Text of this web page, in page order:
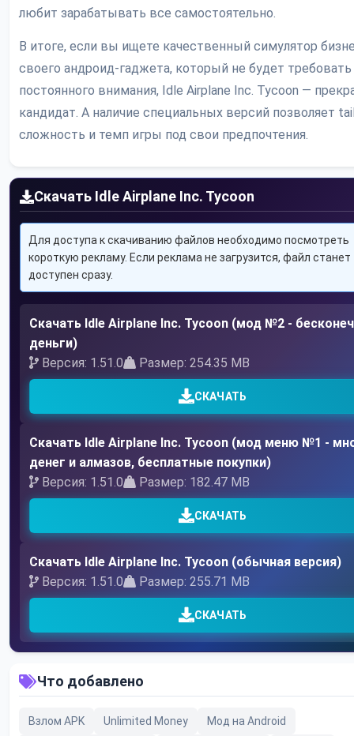
любит зарабатывать все самостоятельно.
В итоге, если вы ищете качественный симулятор
своего андроид-гаджета, который не будет требовать
постоянного внимания, Idle Airplane Inc. Tycoon —
кандидат. А наличие специальных версий позволяет
сложность и темп игры под свои предпочтения.
Скачать Idle Airplane Inc. Tycoon
Для доступа к скачиванию файлов необходимо посмотреть
короткую рекламу. Если реклама не загрузится, файл станет
доступен сразу.
Скачать Idle Airplane Inc. Tycoon (мод №2 -
деньги)
Версия: 1.51.0
Размер: 254.35 MB
СКАЧАТЬ
Скачать Idle Airplane Inc. Tycoon (мод меню №1 -
денег и алмазов, бесплатные покупки)
Версия: 1.51.0
Размер: 182.47 MB
СКАЧАТЬ
Скачать Idle Airplane Inc. Tycoon (обычная версия)
Версия: 1.51.0
Размер: 255.71 MB
СКАЧАТЬ
Что добавлено
Взлом APK Unlimited Money Мод на Android